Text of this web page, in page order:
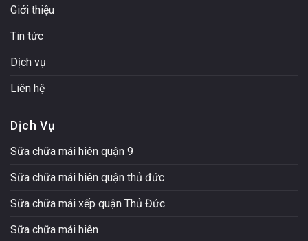
Giới thiệu
Tin tức
Dịch vụ
Liên hệ
Dịch Vụ
Sữa chữa mái hiên quận 9
Sữa chữa mái hiên quận thủ đức
Sữa chữa mái xếp quận Thủ Đức
Sữa chữa mái hiên